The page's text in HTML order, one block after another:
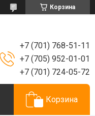
Корзина
+7 (701) 768-51-11
+7 (705) 952-01-01
+7 (701) 724-05-72
Корзина